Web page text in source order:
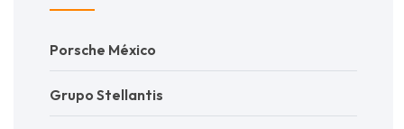
Porsche México
Grupo Stellantis